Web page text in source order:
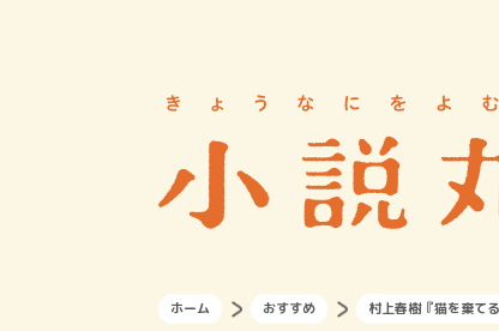
ホーム おすすめ 村上春樹『猫を棄て